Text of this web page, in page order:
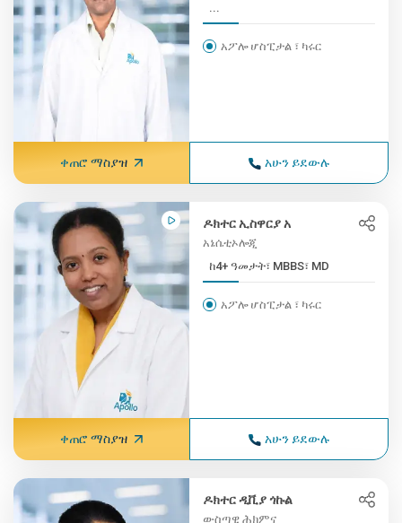
...
አፖሎ ሆስፒታል ፣ ካሩር
ቀጠሮ ማስያዝ አሁን ይደውሉ
ዶክተር ኢስዋርያ አ
አኔሴቲኦሎጂ
ከ4+ ዓመታት፣ MBBS፣ MD
አፖሎ ሆስፒታል ፣ ካሩር
ቀጠሮ ማስያዝ አሁን ይደውሉ
ዶክተር ዲቪያ ጎኩል
ውስጣዊ ሕክምና